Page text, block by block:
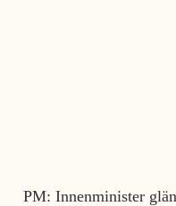
PM: Innenminister